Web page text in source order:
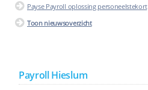
Payse Payroll oplossing personeelstekort
Toon nieuwsoverzicht
Payroll Hieslum